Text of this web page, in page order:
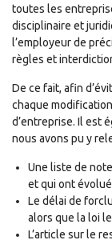
toutes les
disciplinaire et
l’employeur de
règles et
De ce fait, afin
chaque
d’entreprise. Il est
nous avons pu y
Une liste de
et qui ont
Le délai de
alors que la loi
L’article sur le